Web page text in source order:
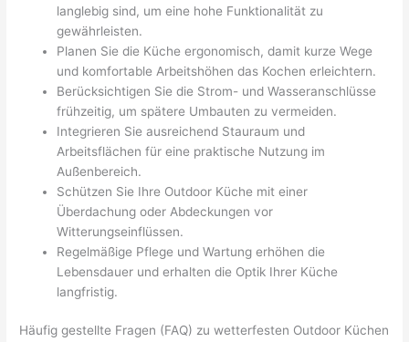
langlebig sind, um eine hohe Funktionalität zu
gewährleisten.
Planen Sie die Küche ergonomisch, damit kurze Wege
und komfortable Arbeitshöhen das Kochen erleichtern.
Berücksichtigen Sie die Strom- und Wasseranschlüsse
frühzeitig, um spätere Umbauten zu vermeiden.
Integrieren Sie ausreichend Stauraum und
Arbeitsflächen für eine praktische Nutzung im
Außenbereich.
Schützen Sie Ihre Outdoor Küche mit einer
Überdachung oder Abdeckungen vor
Witterungseinflüssen.
Regelmäßige Pflege und Wartung erhöhen die
Lebensdauer und erhalten die Optik Ihrer Küche
langfristig.
Häufig gestellte Fragen (FAQ) zu wetterfesten Outdoor Küchen